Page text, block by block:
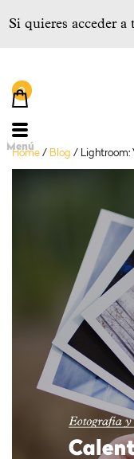
Si quieres acceder
Menú
Home / Blog / Lightroom: